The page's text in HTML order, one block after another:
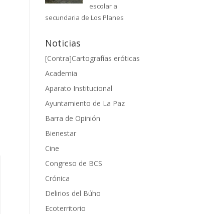
escolar a
secundaria de Los Planes
Noticias
[Contra]Cartografías eróticas
Academia
Aparato Institucional
Ayuntamiento de La Paz
Barra de Opinión
Bienestar
Cine
Congreso de BCS
Crónica
Delirios del Búho
Ecoterritorio